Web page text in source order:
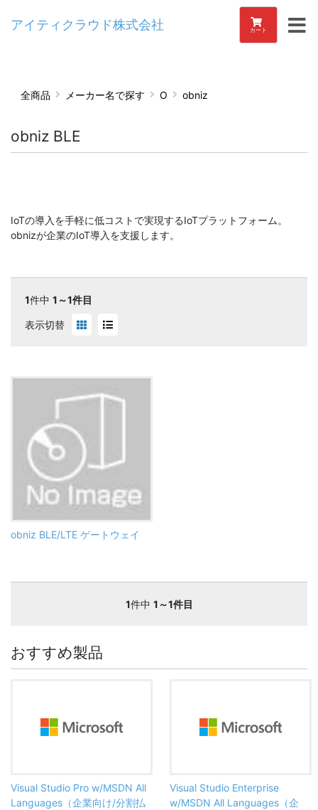
アイティクラウド株式会社 カート
全商品 メーカー名で探す O obniz
obniz BLE
IoTの導入を手軽に低コストで実現するIoTプラットフォーム。
obnizが企業のIoT導入を支援します。
1件中 1～1件目
表示切替
obniz BLE/LTE ゲートウェイ
1件中 1～1件目
おすすめ製品
Visual Studio Pro w/MSDN All
Languages（企業向け/分割払
Visual Studio Enterprise
w/MSDN All Languages（企